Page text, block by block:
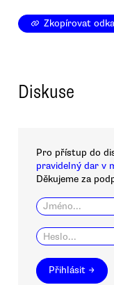
Zkopírovat
Diskuse
Pro přístup do
pravidelný dar v
Děkujeme za
Přihlásit →